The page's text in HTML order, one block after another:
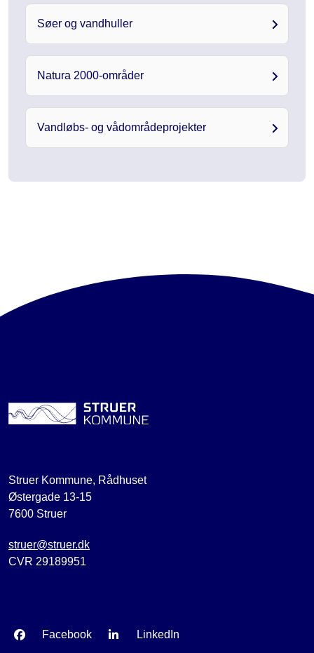
Søer og vandhuller
Natura 2000-områder
Vandløbs- og vådområdeprojekter
Struer Kommune, Rådhuset
Østergade 13-15
7600 Struer
struer@struer.dk
CVR 29189951
Facebook LinkedIn